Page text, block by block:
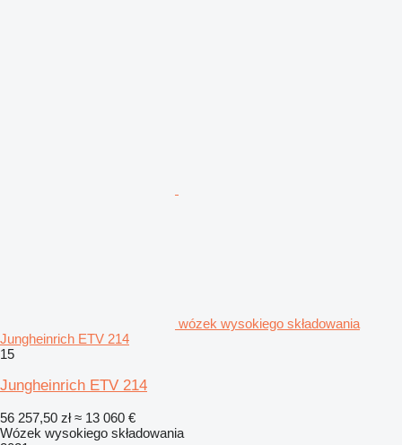
wózek wysokiego składowania
Jungheinrich ETV 214
15
Jungheinrich ETV 214
56 257,50 zł ≈ 13 060 €
Wózek wysokiego składowania